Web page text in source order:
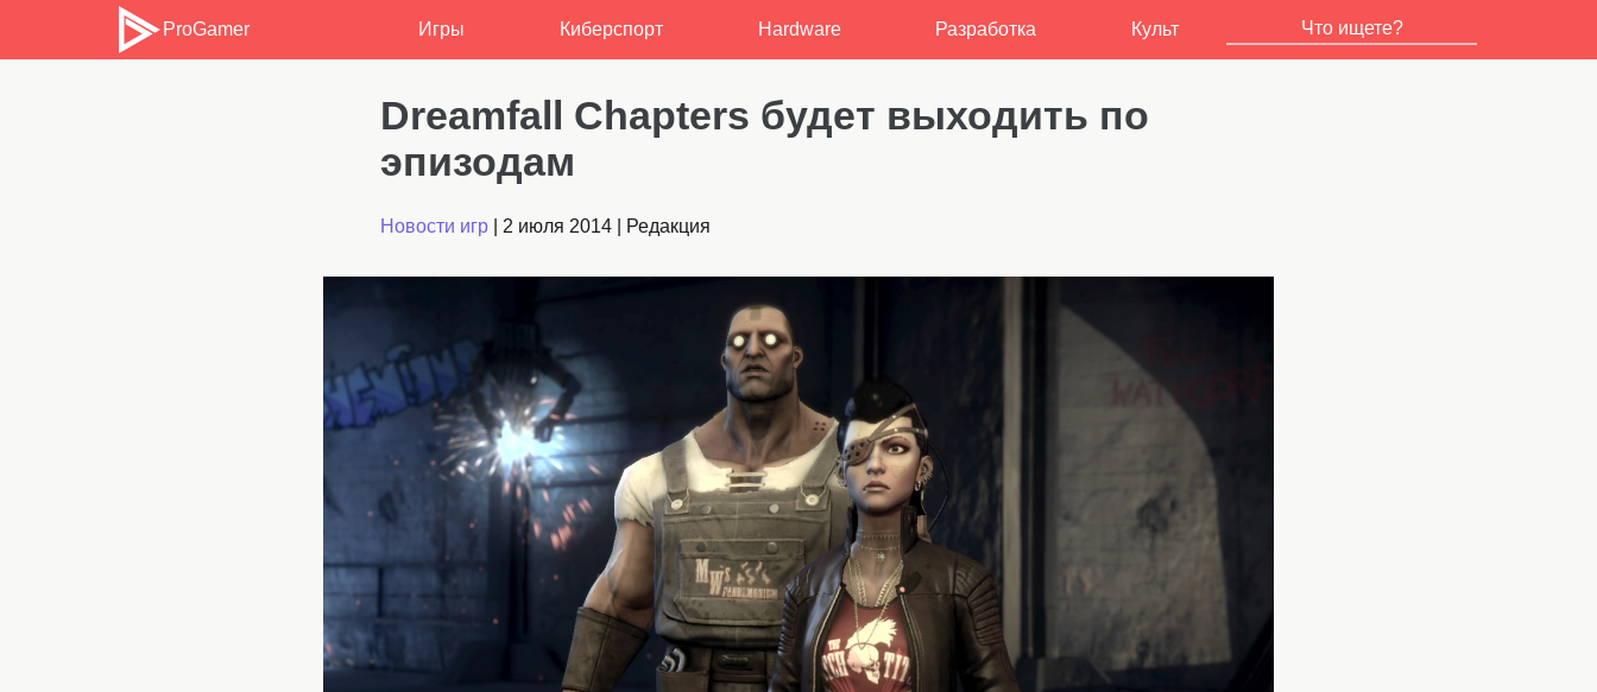
ProGamer Игры Киберспорт Hardware Разработка Культ
Dreamfall Chapters будет выходить по
эпизодам
Новости игр 2 июля 2014 Редакция